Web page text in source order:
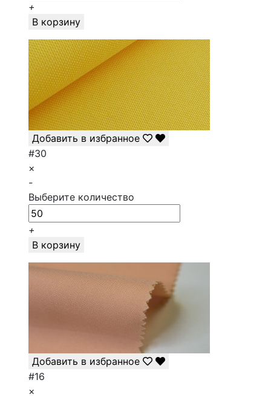
+
В корзину
Добавить в избранное
#30
×
-
Выберите количество
+
В корзину
Добавить в избранное
#16
×